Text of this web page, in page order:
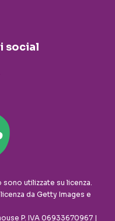
social
utilizzate su licenza.
da Getty Images e
P. IVA 06933670967 |